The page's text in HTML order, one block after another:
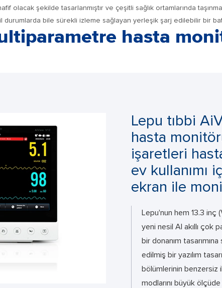
olacak şekilde tasarlanmıştır ve çeşitli sağlık ortamlarında
durumlarda bile sürekli izleme sağlayan yerleşik şarj edilebilir bir
hasta
Lepu tıbbi
hasta
işaretleri
ev kullanımı
ekran ile
Lepu'nun hem 13.3 inç
yeni nesil AI akıllı çok
bir donanım
edilmiş bir yazılım
bölümlerinin benzersiz
modlarını büyük